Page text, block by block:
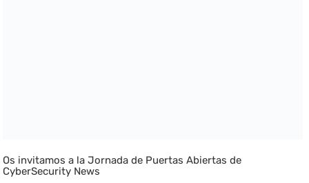
Os invitamos a la Jornada de Puertas Abiertas de
CyberSecurity News